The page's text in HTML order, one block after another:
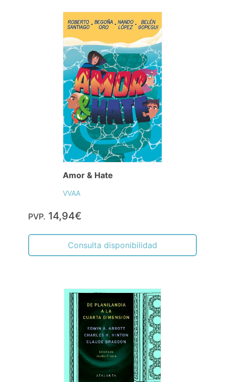
Amor & Hate
VVAA
PVP. 14,94€
Consulta disponibilidad